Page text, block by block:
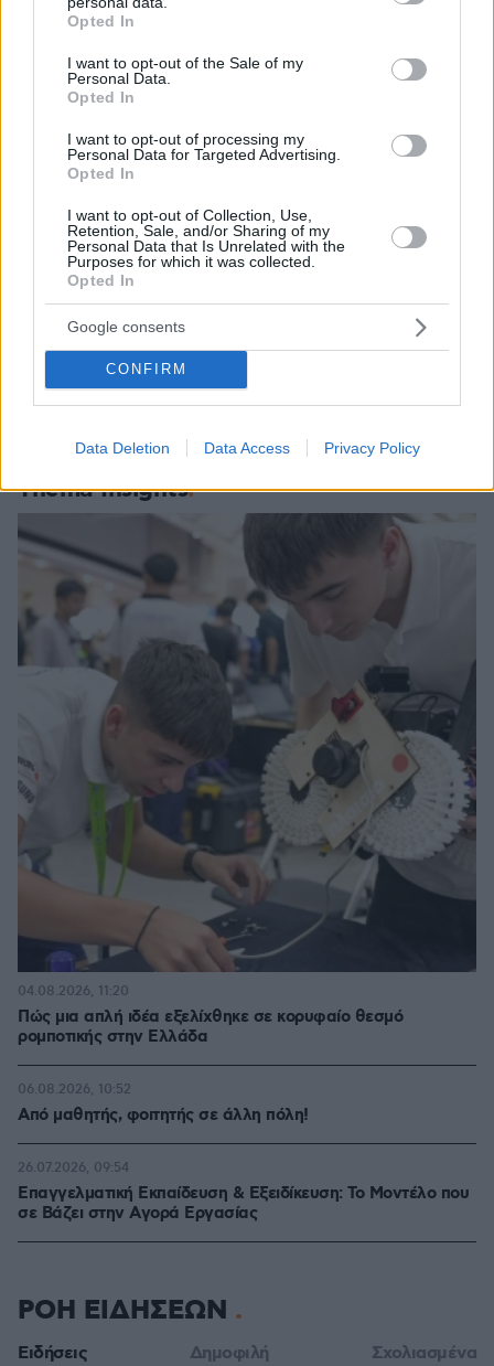
grant or deny consent to Google and its third-party tags to
use your data for below specified purposes in below Google
consent section.
Opted In
I want to opt-out of the Sale of my
Personal Data.
Opted In
I want to opt-out of processing my
Personal Data for Targeted Advertising.
Opted In
I want to opt-out of Collection, Use,
Retention, Sale, and/or Sharing of my
Personal Data that Is Unrelated with the
Purposes for which it was collected.
Opted In
Google consents
CONFIRM
Data Deletion Data Access Privacy Policy
Με κινητό κατάστημα McDonald’s υποδέχθηκαν οι
13.05.2025, 16:47
Thema Insights
Πώς μια απλή ιδέα εξελίχθηκε σε κορυφαίο θεσμό
ρομποτικής στην Ελλάδα
04.08.2026, 11:20
Από μαθητής, φοιτητής σε άλλη πόλη!
06.08.2026, 10:52
Επαγγελματική Εκπαίδευση & Εξειδίκευση: Το Mοντέλο που
σε Bάζει στην Aγορά Eργασίας
26.07.2026, 09:54
ΡΟΗ ΕΙΔΗΣΕΩΝ
Ειδήσεις Δημοφιλή Σχολιασμένα